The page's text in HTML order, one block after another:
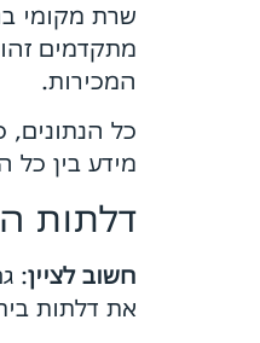
שרת מקומי
מתקדמים
המכירות.
כל
מידע בין כל
דלתות
חשוב לציין:
את דלתות